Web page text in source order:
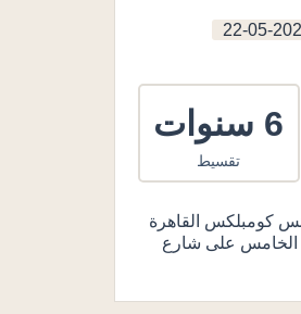
2025-
6 سنوات
تقسيط
90 بيزنس كومبلكس القاهرة
الخامس على شارع